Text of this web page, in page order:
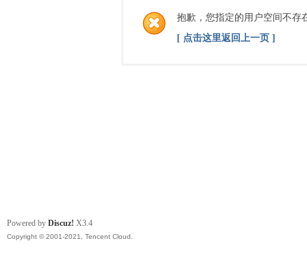
抱歉，您指定的用户空间不存
[ 点击这里返回上一页 ]
Powered by Discuz! X3.4
Copyright © 2001-2021, Tencent Cloud.